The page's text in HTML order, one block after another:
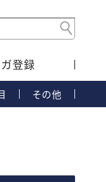
登録
その他